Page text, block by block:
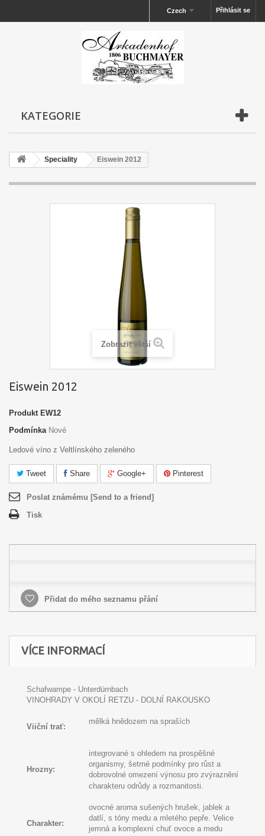
Přihlásit se
Czech
KATEGORIE
Speciality Eiswein 2012
Zobrazit větší
Eiswein 2012
Produkt EW12
Podmínka Nové
Ledové víno z Veltlínského zeleného
Tweet Share Google+ Pinterest
Poslat známému [Send to a friend]
Tisk
Přidat do mého seznamu přání
VÍCE INFORMACÍ
Schafwampe - Unterdürnbach
VINOHRADY V OKOLÍ RETZU - DOLNÍ RAKOUSKO
Viiční trať:
mělká hnědozem na spraších
Hrozny:
integrované s ohledem na prospěšné
organismy, šetrné podmínky pro růst a
dobrovolné omezení výnosu pro zvýraznění
charakteru odrůdy a rozmanitosti.
Charakter:
ovocné aroma sušených hrušek, jablek a
datlí, s tóny medu a mletého pepře. Velice
jemná a komplexní chuť ovoce a medu